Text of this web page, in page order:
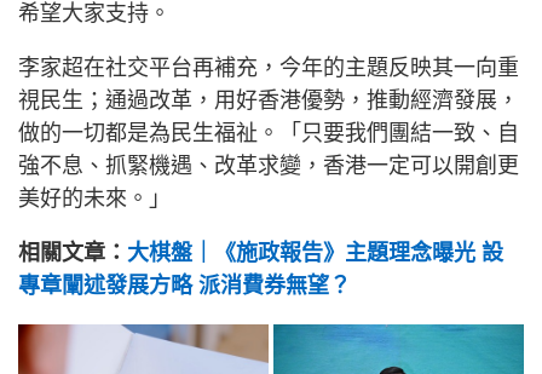
希望大家支持。
李家超在社交平台再補充，今年的主題反映其一向重
視民生；通過改革，用好香港優勢，推動經濟發展，
做的一切都是為民生福祉。「只要我們團結一致、自
強不息、抓緊機遇、改革求變，香港一定可以開創更
美好的未來。」
相關文章： 大棋盤｜《施政報告》主題理念曝光 設
專章闡述發展方略 派消費券無望？